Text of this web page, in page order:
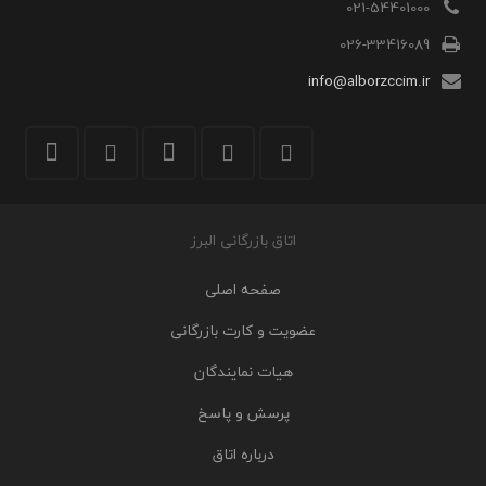
021-54401000
026-33416089
info@alborzccim.ir
اتاق بازرگانی البرز
صفحه اصلی
عضویت و کارت بازرگانی
هیات نمایندگان
پرسش و پاسخ
درباره اتاق